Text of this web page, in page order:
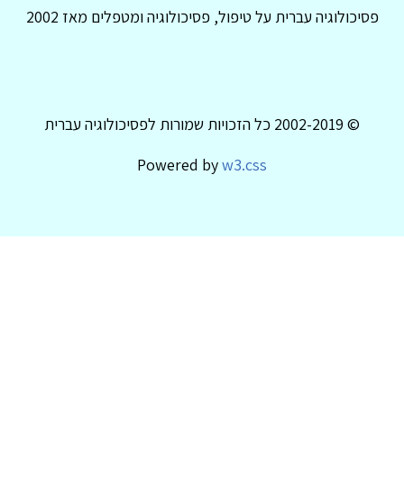
פסיכולוגיה עברית על טיפול, פסיכולוגיה ומטפלים מאז 2002
© 2002-2019 כל הזכויות שמורות לפסיכולוגיה עברית
Powered byw3.css